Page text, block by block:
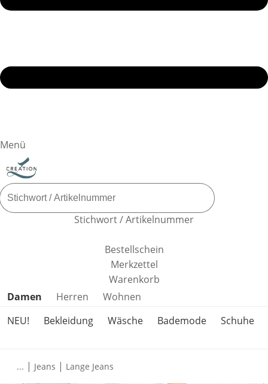
Menü
Stichwort / Artikelnummer
Bestellschein
Merkzettel
Warenkorb
Produktkategorien überspringen
Damen Herren
Wohnen
NEU!
Bekleidung Wäsche Bademode Schuhe
... | Jeans | Lange Jeans